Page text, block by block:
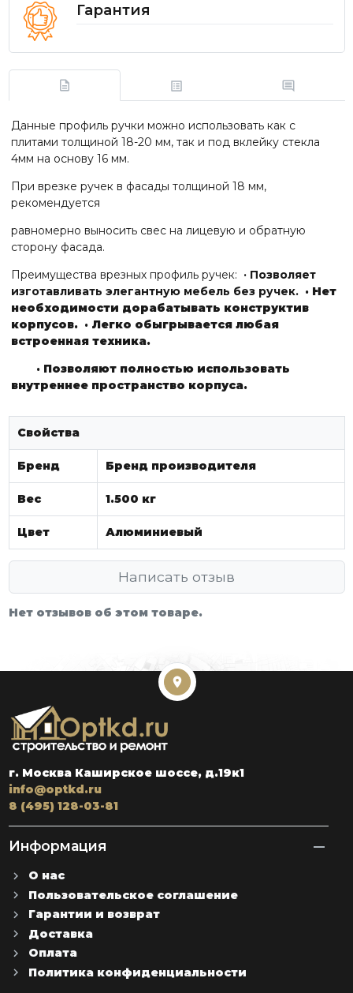
Гарантия
Данные профиль ручки можно использовать как с
плитами толщиной 18-20 мм, так и под вклейку стекла
4мм на основу 16 мм.
При врезке ручек в фасады толщиной 18 мм,
рекомендуется
равномерно выносить свес на лицевую и обратную
сторону фасада.
Преимущества врезных профиль ручек: · Позволяет
изготавливать элегантную мебель без ручек. · Нет
необходимости дорабатывать конструктив
корпусов. · Легко обыгрывается любая
встроенная техника.
· Позволяют полностью использовать
внутреннее пространство корпуса.
Свойства
Бренд Бренд производителя
Вес 1.500 кг
Цвет Алюминиевый
Написать отзыв
Нет отзывов об этом товаре.
г. Москва Каширское шоссе, д.19к1
info@optkd.ru
8 (495) 128-03-81
Информация
О нас
Пользовательское соглашение
Гарантии и возврат
Доставка
Оплата
Политика конфиденциальности